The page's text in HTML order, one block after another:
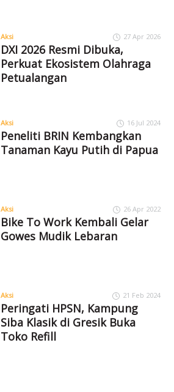
Aksi 27 Apr 2026
DXI 2026 Resmi Dibuka,
Perkuat Ekosistem Olahraga
Petualangan
Aksi 16 Jul 2024
Peneliti BRIN Kembangkan
Tanaman Kayu Putih di Papua
Aksi 26 Apr 2022
Bike To Work Kembali Gelar
Gowes Mudik Lebaran
Aksi 21 Feb 2024
Peringati HPSN, Kampung
Siba Klasik di Gresik Buka
Toko Refill